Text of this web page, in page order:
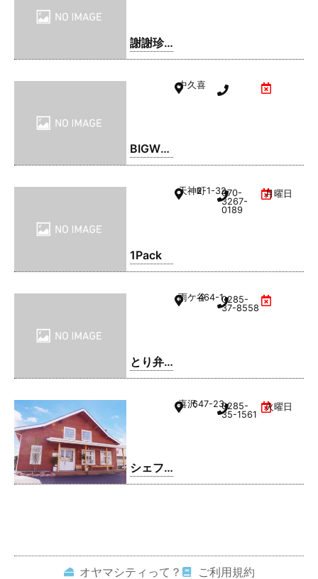
謝謝珍
珠 | シ
BIGWO
OD(ビ
中久喜
1Pack
天神町2-1-32070-
3267-
0189
月曜日
とり弁
鶏 小山
雨ケ谷464-10285-
37-8558
シェフ
レ
喜沢647-230285-
35-1561
火曜日
オヤマシティって？ ご利用規約